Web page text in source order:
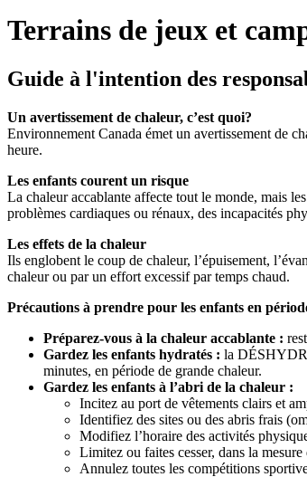
Terrains de jeux et
Guide à l'intention des
Un avertissement de chaleur, c’est quoi?
Environnement Canada émet un avertissement de
heure.
Les enfants courent un risque
La chaleur accablante affecte tout le monde, mais
problèmes cardiaques ou rénaux, des incapacités
Les effets de la chaleur
Ils englobent le coup de chaleur, l’épuisement,
chaleur ou par un effort excessif par temps chaud.
Précautions à prendre pour les enfants en
Préparez-vous à la chaleur accablante :
Gardez les enfants hydratés : la
minutes, en période de grande chaleur.
Gardez les enfants à l’abri de la chaleur :
Incitez au port de vêtements clairs et
Identifiez des sites ou des abris frais
Modifiez l’horaire des activités
Limitez ou faites cesser, dans la
Annulez toutes les compétitions